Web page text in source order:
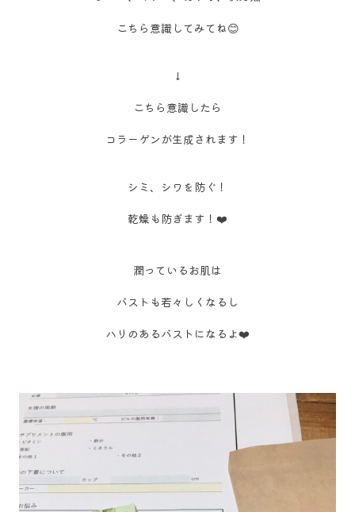
こちら意識してみてね😊
↓
こちら意識したら
コラーゲンが生成されます！
シミ、シワを防ぐ！
乾燥も防ぎます！❤️
潤っているお肌は
バストも若々しくなるし
ハリのあるバストになるよ❤️